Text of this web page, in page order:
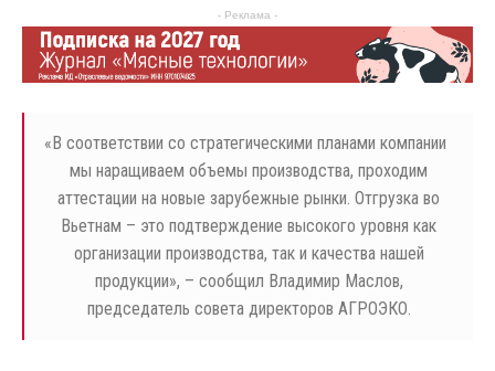
- Реклама -
«В соответствии со стратегическими планами компании
мы наращиваем объемы производства, проходим
аттестации на новые зарубежные рынки. Отгрузка во
Вьетнам – это подтверждение высокого уровня как
организации производства, так и качества нашей
продукции», – сообщил Владимир Маслов,
председатель совета директоров АГРОЭКО.